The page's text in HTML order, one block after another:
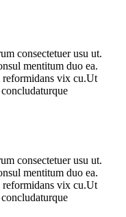
consectetuer usu ut.
mentitum duo ea.
reformidans vix cu.Ut
consectetuer usu ut.
mentitum duo ea.
reformidans vix cu.Ut